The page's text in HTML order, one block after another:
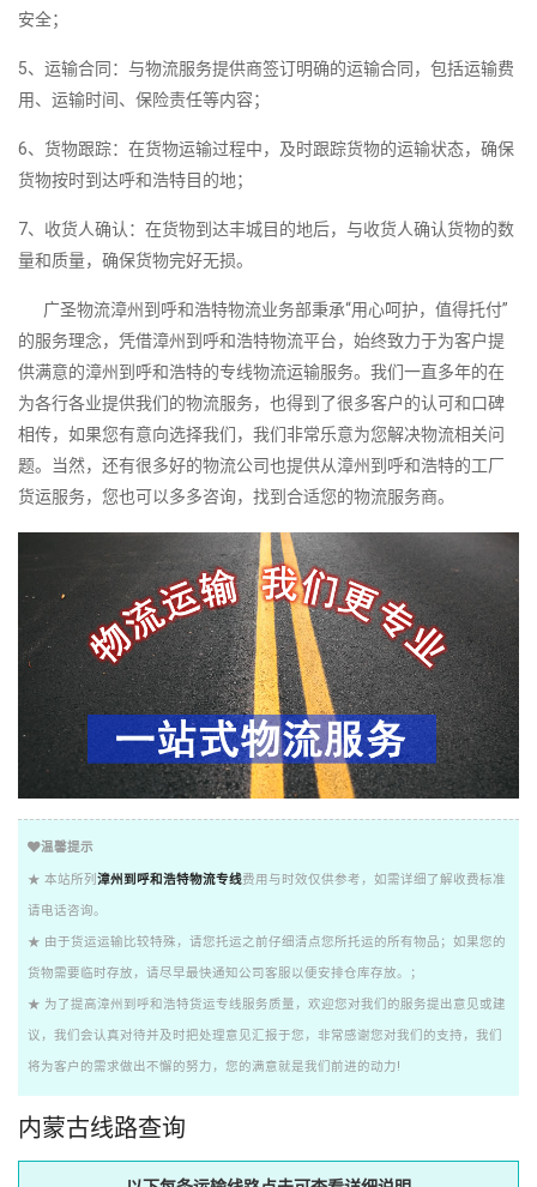
安全；
5、运输合同：与物流服务提供商签订明确的运输合同，包括运输费
用、运输时间、保险责任等内容；
6、货物跟踪：在货物运输过程中，及时跟踪货物的运输状态，确保
货物按时到达呼和浩特目的地；
7、收货人确认：在货物到达丰城目的地后，与收货人确认货物的数
量和质量，确保货物完好无损。
广圣物流漳州到呼和浩特物流业务部秉承“用心呵护，值得托付”
的服务理念，凭借漳州到呼和浩特物流平台，始终致力于为客户提
供满意的漳州到呼和浩特的专线物流运输服务。我们一直多年的在
为各行各业提供我们的物流服务，也得到了很多客户的认可和口碑
相传，如果您有意向选择我们，我们非常乐意为您解决物流相关问
题。当然，还有很多好的物流公司也提供从漳州到呼和浩特的工厂
货运服务，您也可以多多咨询，找到合适您的物流服务商。
温馨提示
★ 本站所列 漳州到呼和浩特物流专线费用与时效仅供参考，如需详细了解收费标准
请电话咨询。
★ 由于货运运输比较特殊，请您托运之前仔细清点您所托运的所有物品；如果您的
货物需要临时存放，请尽早最快通知公司客服以便安排仓库存放。；
★ 为了提高漳州到呼和浩特货运专线服务质量，欢迎您对我们的服务提出意见或建
议，我们会认真对待并及时把处理意见汇报于您，非常感谢您对我们的支持，我们
将为客户的需求做出不懈的努力，您的满意就是我们前进的动力!
内蒙古线路查询